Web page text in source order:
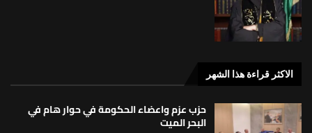
الاكثر قراءة هذا الشهر
حزب عزم واعضاء الحكومة في حوار هام في
البحر الميت